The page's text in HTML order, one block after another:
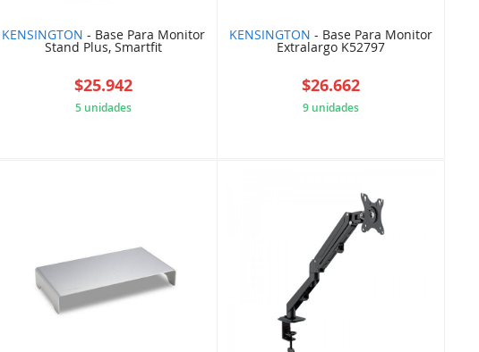
KENSINGTON - Base Para Monitor
Stand Plus, Smartfit
$25.942
5 unidades
KENSINGTON - Base Para Monitor
Extralargo K52797
$26.662
9 unidades